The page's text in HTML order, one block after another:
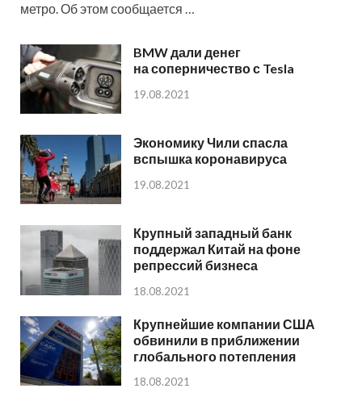
метро. Об этом сообщается …
BMW дали денег
на соперничество с Tesla
19.08.2021
Экономику Чили спасла
вспышка коронавируса
19.08.2021
Крупный западный банк
поддержал Китай на фоне
репрессий бизнеса
18.08.2021
Крупнейшие компании США
обвинили в приближении
глобального потепления
18.08.2021